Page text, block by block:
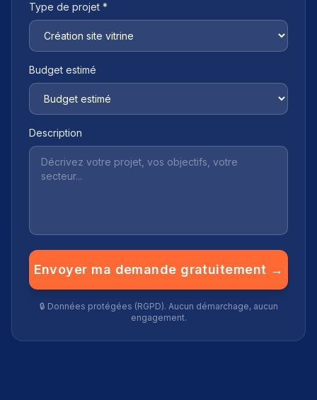
Type de projet *
Budget estimé
Description
Envoyer ma demande gratuitement →
🔒 Données protégées (RGPD). Aucun démarchage, aucun
engagement.